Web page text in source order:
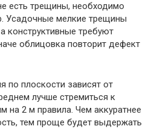
есть трещины, необходимо
Усадочные мелкие трещины
конструктивные требуют
облицовка повторит дефект
по плоскости зависят от
лучше стремиться к
на 2 м правила. Чем аккуратнее
тем проще будет выдержать